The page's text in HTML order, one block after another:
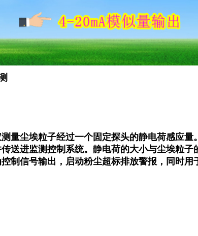
量尘埃粒子经过一个固定探头的静电荷感应量
送进监测控制系统。静电荷的大小与尘埃粒
制信号输出，启动粉尘超标排放警报，同时用